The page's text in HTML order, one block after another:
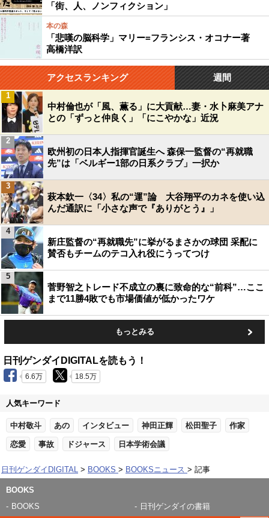
「街、人、ノンフィクション」
本の森
「悲嘆の脳科学」マリー=フランシス・オコナー著
高橋洋訳
アクセスランキング 週間
中村倫也が「風、薫る」に大貢献…妻・水卜麻美アナ
との「ずっと仲良く」「にこやかな」近況
1
欧州初の日本人指揮官誕生へ 森保一監督の“再就職
先”は「ベルギー1部の日系クラブ」一択か
2
萩本欽一〈34〉私の“運”論 大谷翔平のカネを使い込
んだ通訳に「小さな声で『ありがとう』」
3
新庄監督の“再就職先”に挙がるまさかの球団 采配に
賛否もチームのテコ入れ役にうってつけ
4
菅野智之トレード不成立の裏に致命的な“前科”…ここ
まで11勝4敗でも市場価値が低かったワケ
5
もっとみる
日刊ゲンダイDIGITALを読もう！
6.6万 18.5万
人気キーワード
中村敬斗 あの インタビュー 神田正輝 松田聖子 作家
恋愛 事故 ドジャース 日本学術会議
日刊ゲンダイDIGITAL BOOKS BOOKSニュース 記事
BOOKS
BOOKS
日刊ゲンダイの書籍